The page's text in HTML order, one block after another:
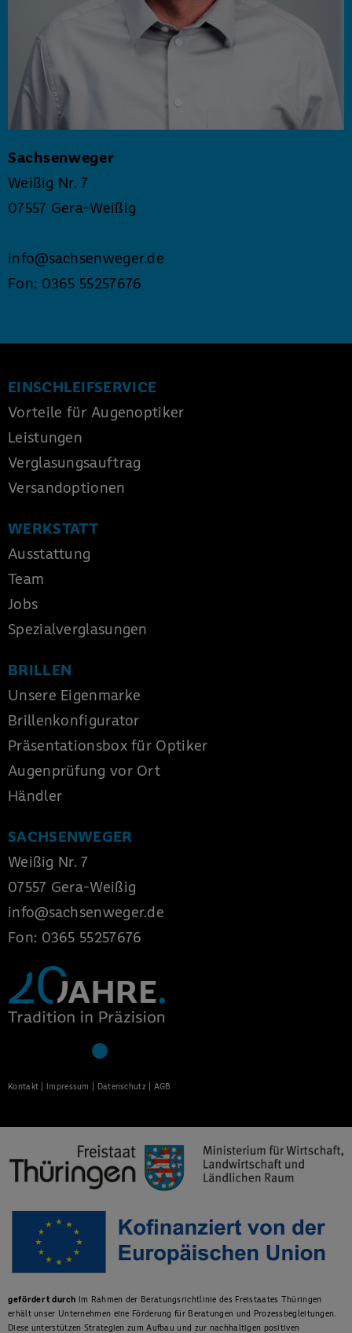
Sachsenweger
Weißig Nr. 7
07557 Gera-Weißig
info@sachsenweger.de
Fon: 0365 55257676
EINSCHLEIFSERVICE
Vorteile für Augenoptiker
Leistungen
Verglasungsauftrag
Versandoptionen
WERKSTATT
Ausstattung
Team
Jobs
Spezialverglasungen
BRILLEN
Unsere Eigenmarke
Brillenkonfigurator
Präsentationsbox für Optiker
Augenprüfung vor Ort
Händler
SACHSENWEGER
Weißig Nr. 7
07557 Gera-Weißig
info@sachsenweger.de
Fon: 0365 55257676
Kontakt Impressum Datenschutz| AGB
gefördert durch Im Rahmen der Beratungsrichtlinie des Freistaates Thüringen
erhält unser Unternehmen eine Förderung für Beratungen und Prozessbegleitungen.
Diese unterstützen Strategien zum Aufbau und zur nachhaltigen positiven